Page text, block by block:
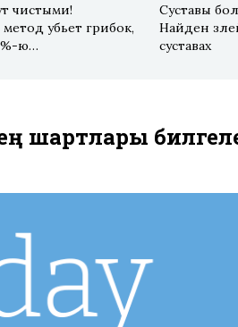
чистыми!
убьет грибок,
ю…
Суставы
Найден
суставах
шартлары